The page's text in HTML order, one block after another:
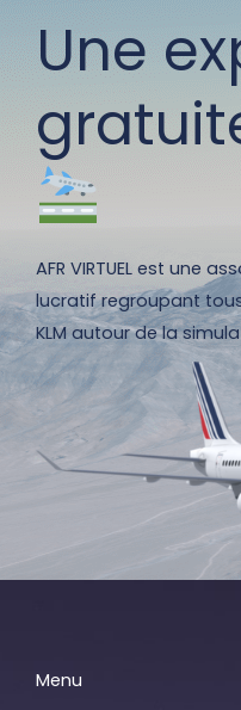
Une
AFR VIRTUEL est une
lucratif regroupant
KLM autour de la
Menu